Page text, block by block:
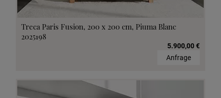
Treca Paris Fusion, 200 x 200 cm, Piuma Blanc
2025198
5.900,00 €
Anfrage